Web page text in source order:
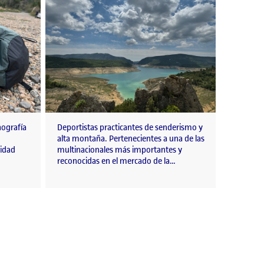
Deportistas practicantes de senderismo y
alta montaña. Pertenecientes a una de las
multinacionales más importantes y
reconocidas en el mercado de la…